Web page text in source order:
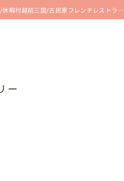
暇村越前三国/古民家フレンチレストラン/
コーヒー専門店
ー